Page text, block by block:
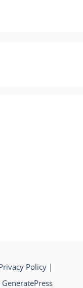
Policy|
GeneratePress